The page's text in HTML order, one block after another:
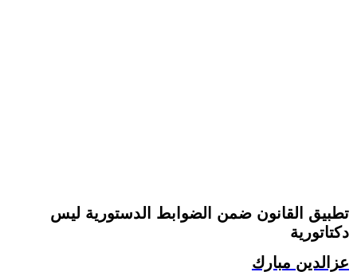
تطبيق القانون ضمن الضوابط الدستورية ليس
دكتاتورية
عزالدين مبارك